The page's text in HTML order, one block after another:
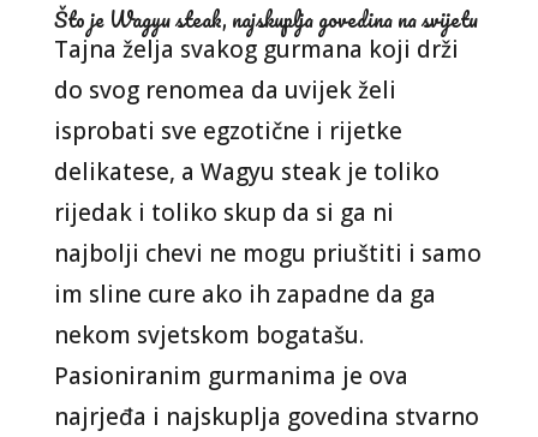
Što je Wagyu steak, najskuplja govedina na svijetu
Tajna želja svakog gurmana koji drži
do svog renomea da uvijek želi
isprobati sve egzotične i rijetke
delikatese, a Wagyu steak je toliko
rijedak i toliko skup da si ga ni
najbolji chevi ne mogu priuštiti i samo
im sline cure ako ih zapadne da ga
nekom svjetskom bogatašu.
Pasioniranim gurmanima je ova
najrjeđa i najskuplja govedina stvarno